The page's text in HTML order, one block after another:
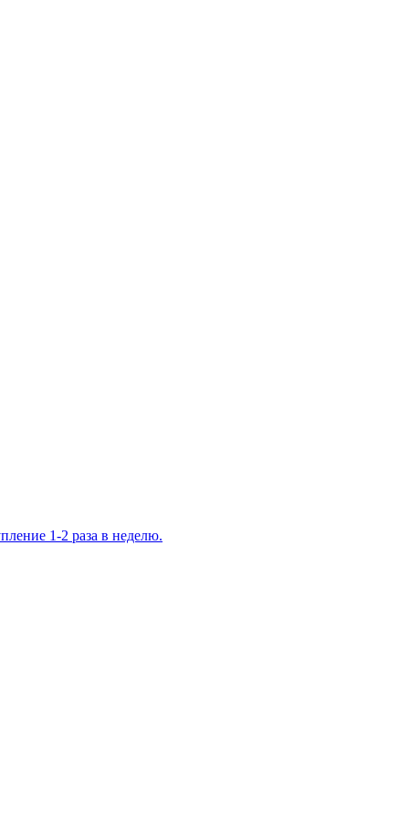
1-2 раза в неделю.